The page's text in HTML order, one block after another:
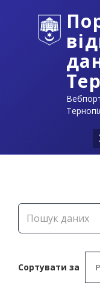
Сортувати за